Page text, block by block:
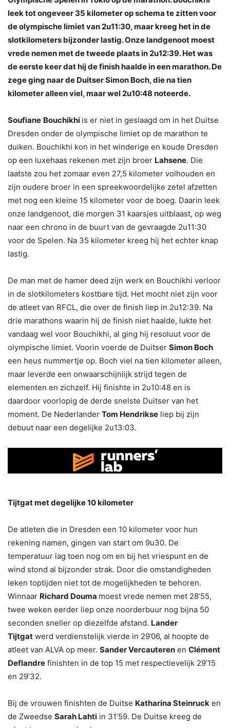
leek tot ongeveer 35 kilometer op schema te zitten voor
de olympische limiet van 2u11:30, maar kreeg het in de
slotkilometers bijzonder lastig. Onze landgenoot moest
vrede nemen met de tweede plaats in 2u12:39. Het was
de eerste keer dat hij de finish haalde in een marathon. De
zege ging naar de Duitser Simon Boch, die na tien
kilometer alleen viel, maar wel 2u10:48 noteerde.
Soufiane Bouchikhi is er niet in geslaagd om in het Duitse
Dresden onder de olympische limiet op de marathon te
duiken. Bouchikhi kon in het winderige en koude Dresden
op een luxehaas rekenen met zijn broer Lahsene. Die
laatste zou het zomaar even 27,5 kilometer volhouden en
zijn oudere broer in een spreekwoordelijke zetel afzetten
met nog een kleine 15 kilometer voor de boeg. Daarin leek
onze landgenoot, die morgen 31 kaarsjes uitblaast, op weg
naar een chrono in de buurt van de gevraagde 2u11:30
voor de Spelen. Na 35 kilometer kreeg hij het echter knap
lastig.
De man met de hamer deed zijn werk en Bouchikhi verloor
in de slotkilometers kostbare tijd. Het mocht niet zijn voor
de atleet van RFCL, die over de finish liep in 2u12:39. Na
drie marathons waarin hij de finish niet haalde, lukte het
vandaag wel voor Bouchikhi, al ging hij resoluut voor de
olympische limiet. Voorin voerde de Duitser Simon Boch
een heus nummertje op. Boch viel na tien kilometer alleen,
maar leverde een onwaarschijnlijk strijd tegen de
elementen en zichzelf. Hij finishte in 2u10:48 en is
daardoor voorlopig de derde snelste Duitser van het
moment. De Nederlander Tom Hendrikse liep bij zijn
debuut naar een degelijke 2u13:03.
Tijtgat met degelijke 10 kilometer
De atleten die in Dresden een 10 kilometer voor hun
rekening namen, gingen van start om 9u30. De
temperatuur lag toen nog om en bij het vriespunt en de
wind stond al bijzonder strak. Door die omstandigheden
leken toptijden niet tot de mogelijkheden te behoren.
Winnaar Richard Douma moest vrede nemen met 28’55,
twee weken eerder liep onze noorderbuur nog bijna 50
seconden sneller op diezelfde afstand. Lander
Tijtgat werd verdienstelijk vierde in 29’06, al hoopte de
atleet van ALVA op meer. Sander Vercauteren en Clément
Deflandre finishten in de top 15 met respectievelijk 29’15
en 29’32.
Bij de vrouwen finishten de Duitse Katharina Steinruck en
de Zweedse Sarah Lahti in 31’59. De Duitse kreeg de